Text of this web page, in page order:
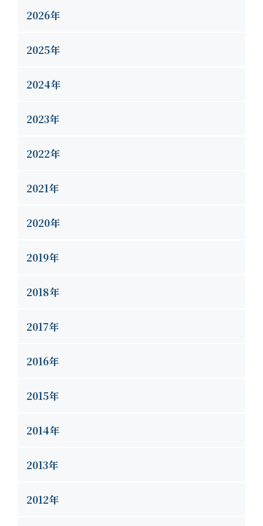
2026年
2025年
2024年
2023年
2022年
2021年
2020年
2019年
2018年
2017年
2016年
2015年
2014年
2013年
2012年